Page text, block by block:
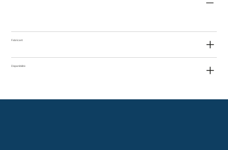
Fabricant
Disponibilité